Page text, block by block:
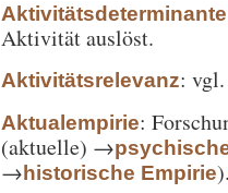
Aktivitätsdeterminante
Aktivität auslöst.
Aktivitätsrelevanz:
Aktualempirie:
(aktuelle) →
→historische Empirie